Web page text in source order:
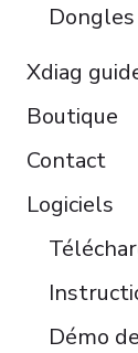
Xdiag
Boutique
Contact
Logiciels
Démo